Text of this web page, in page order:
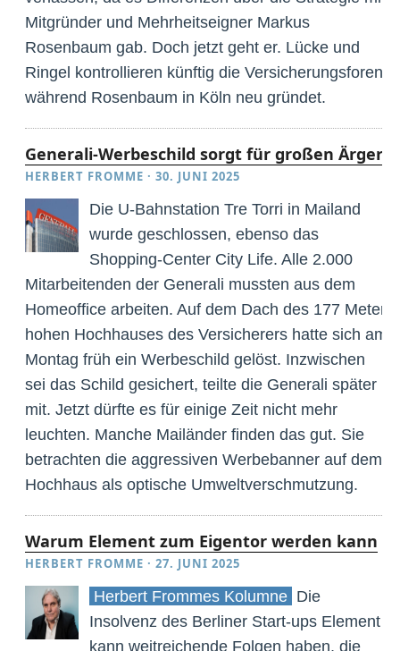
Mitgründer und Mehrheitseigner Markus
Rosenbaum gab. Doch jetzt geht er. Lücke und
Ringel kontrollieren künftig die Versicherungsforen,
während Rosenbaum in Köln neu gründet.
Generali-Werbeschild sorgt für großen Ärger
HERBERT FROMME ·30. JUNI 2025
Die U-Bahnstation Tre Torri in Mailand
wurde geschlossen, ebenso das
Shopping-Center City Life. Alle 2.000
Mitarbeitenden der Generali mussten aus dem
Homeoffice arbeiten. Auf dem Dach des 177 Meter
hohen Hochhauses des Versicherers hatte sich am
Montag früh ein Werbeschild gelöst. Inzwischen
sei das Schild gesichert, teilte die Generali später
mit. Jetzt dürfte es für einige Zeit nicht mehr
leuchten. Manche Mailänder finden das gut. Sie
betrachten die aggressiven Werbebanner auf dem
Hochhaus als optische Umweltverschmutzung.
Warum Element zum Eigentor werden kann
HERBERT FROMME ·27. JUNI 2025
Herbert Frommes Kolumne Die
Insolvenz des Berliner Start-ups Element
kann weitreichende Folgen haben, die